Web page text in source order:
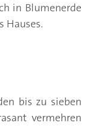
in Blumenerde
Hauses.
bis zu sieben
vermehren